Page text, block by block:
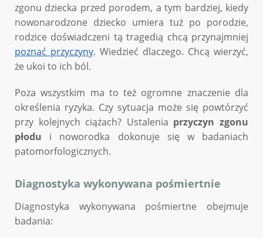
zgonu dziecka przed porodem, a tym bardziej, kiedy
nowonarodzone dziecko umiera tuż po porodzie,
rodzice doświadczeni tą tragedią chcą przynajmniej
poznać przyczyny. Wiedzieć dlaczego. Chcą wierzyć,
że ukoi to ich ból.
Poza wszystkim ma to też ogromne znaczenie dla
określenia ryzyka. Czy sytuacja może się powtórzyć
przy kolejnych ciążach? Ustalenia przyczyn zgonu
płodu i noworodka dokonuje się w badaniach
patomorfologicznych.
Diagnostyka wykonywana pośmiertnie
Diagnostyka wykonywana pośmiertne obejmuje
badania: